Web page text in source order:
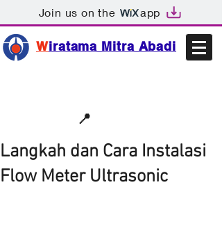
Join us on the app
Wiratama Mitra Abadi
📍
Langkah dan Cara Instalasi
Flow Meter Ultrasonic